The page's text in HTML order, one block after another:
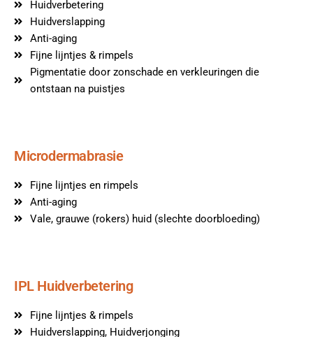
Huidverbetering
Huidverslapping
Anti-aging
Fijne lijntjes & rimpels
Pigmentatie door zonschade en verkleuringen die
ontstaan na puistjes
Microdermabrasie
Fijne lijntjes en rimpels
Anti-aging
Vale, grauwe (rokers) huid (slechte doorbloeding)
IPL Huidverbetering
Fijne lijntjes & rimpels
Huidverslapping, Huidverjonging